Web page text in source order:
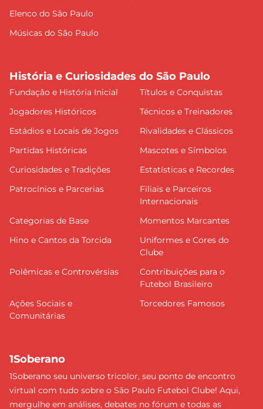
Elenco do São Paulo
Músicas do São Paulo
História e Curiosidades do São Paulo
Fundação e História Inicial
Títulos e Conquistas
Jogadores Históricos
Técnicos e Treinadores
Estádios e Locais de Jogos
Rivalidades e Clássicos
Partidas Históricas
Mascotes e Símbolos
Curiosidades e Tradições
Estatísticas e Recordes
Patrocínios e Parcerias
Filiais e Parceiros
Internacionais
Categorias de Base
Momentos Marcantes
Hino e Cantos da Torcida
Uniformes e Cores do
Clube
Polêmicas e Controvérsias
Contribuições para o
Futebol Brasileiro
Ações Sociais e
Comunitárias
Torcedores Famosos
1Soberano
1Soberano seu universo tricolor, seu ponto de encontro
virtual com tudo sobre o São Paulo Futebol Clube! Aqui,
mergulhe em análises, debates no fórum e todas as